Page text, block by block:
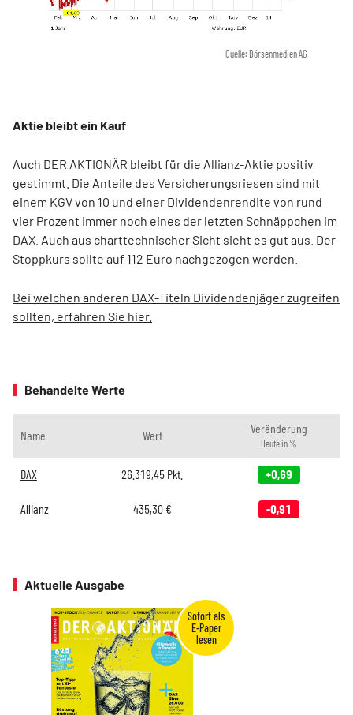
Quelle: Börsenmedien AG
Aktie bleibt ein Kauf
Auch DER AKTIONÄR bleibt für die Allianz-Aktie positiv
gestimmt. Die Anteile des Versicherungsriesen sind mit
einem KGV von 10 und einer Dividendenrendite von rund
vier Prozent immer noch eines der letzten Schnäppchen im
DAX. Auch aus charttechnischer Sicht sieht es gut aus. Der
Stoppkurs sollte auf 112 Euro nachgezogen werden.
Bei welchen anderen DAX-Titeln Dividendenjäger zugreifen
sollten, erfahren Sie hier.
Behandelte Werte
Name Wert Veränderung
Heute in %
DAX 26.319,45 Pkt. +0,69
Allianz 435,30€ -0,91
Aktuelle Ausgabe